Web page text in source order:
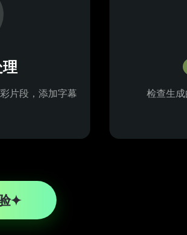
片段，添加字幕 检查生